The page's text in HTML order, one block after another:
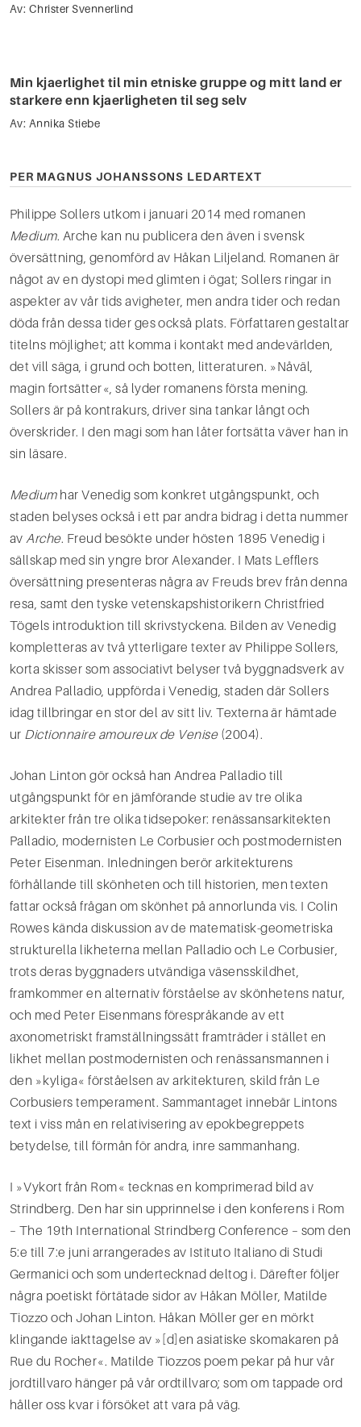
Av: Christer Svennerlind
Min kjaerlighet til min etniske gruppe og mitt land er
starkere enn kjaerligheten til seg selv
Av: Annika Stiebe
PER MAGNUS JOHANSSONS LEDARTEXT
Philippe Sollers utkom i januari 2014 med romanen
Medium. Arche kan nu publicera den även i svensk
översättning, genomförd av Håkan Liljeland. Romanen är
något av en dystopi med glimten i ögat; Sollers ringar in
aspekter av vår tids avigheter, men andra tider och redan
döda från dessa tider ges också plats. Författaren gestaltar
titelns möjlighet; att komma i kontakt med andevärlden,
det vill säga, i grund och botten, litteraturen. »Nåväl,
magin fortsätter«, så lyder romanens första mening.
Sollers är på kontrakurs, driver sina tankar långt och
överskrider. I den magi som han låter fortsätta väver han in
sin läsare.
Medium har Venedig som konkret utgångspunkt, och
staden belyses också i ett par andra bidrag i detta nummer
av Arche. Freud besökte under hösten 1895 Venedig i
sällskap med sin yngre bror Alexander. I Mats Lefflers
översättning presenteras några av Freuds brev från denna
resa, samt den tyske vetenskapshistorikern Christfried
Tögels introduktion till skrivstyckena. Bilden av Venedig
kompletteras av två ytterligare texter av Philippe Sollers,
korta skisser som associativt belyser två byggnadsverk av
Andrea Palladio, uppförda i Venedig, staden där Sollers
idag tillbringar en stor del av sitt liv. Texterna är hämtade
ur Dictionnaire amoureux de Venise (2004).
Johan Linton gör också han Andrea Palladio till
utgångspunkt för en jämförande studie av tre olika
arkitekter från tre olika tidsepoker: renässansarkitekten
Palladio, modernisten Le Corbusier och postmodernisten
Peter Eisenman. Inledningen berör arkitekturens
förhållande till skönheten och till historien, men texten
fattar också frågan om skönhet på annorlunda vis. I Colin
Rowes kända diskussion av de matematisk-geometriska
strukturella likheterna mellan Palladio och Le Corbusier,
trots deras byggnaders utvändiga väsensskildhet,
framkommer en alternativ förståelse av skönhetens natur,
och med Peter Eisenmans förespråkande av ett
axonometriskt framställningssätt framträder i stället en
likhet mellan postmodernisten och renässansmannen i
den »kyliga« förståelsen av arkitekturen, skild från Le
Corbusiers temperament. Sammantaget innebär Lintons
text i viss mån en relativisering av epokbegreppets
betydelse, till förmån för andra, inre sammanhang.
I »Vykort från Rom« tecknas en komprimerad bild av
Strindberg. Den har sin upprinnelse i den konferens i Rom
– The 19th International Strindberg Conference – som den
5:e till 7:e juni arrangerades av Istituto Italiano di Studi
Germanici och som undertecknad deltog i. Därefter följer
några poetiskt förtätade sidor av Håkan Möller, Matilde
Tiozzo och Johan Linton. Håkan Möller ger en mörkt
klingande iakttagelse av »[d]en asiatiske skomakaren på
Rue du Rocher«. Matilde Tiozzos poem pekar på hur vår
jordtillvaro hänger på vår ordtillvaro; som om tappade ord
håller oss kvar i försöket att vara på väg.